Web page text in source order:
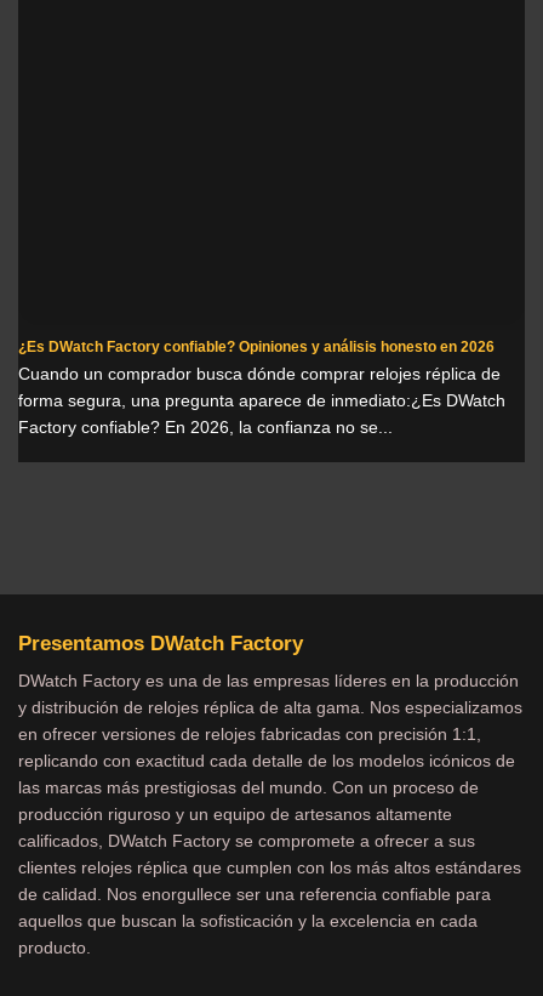
¿Es DWatch Factory confiable? Opiniones y análisis honesto en 2026
Cuando un comprador busca dónde comprar relojes réplica de
forma segura, una pregunta aparece de inmediato:¿Es DWatch
Factory confiable? En 2026, la confianza no se...
Presentamos DWatch Factory
DWatch Factory es una de las empresas líderes en la producción
y distribución de relojes réplica de alta gama. Nos especializamos
en ofrecer versiones de relojes fabricadas con precisión 1:1,
replicando con exactitud cada detalle de los modelos icónicos de
las marcas más prestigiosas del mundo. Con un proceso de
producción riguroso y un equipo de artesanos altamente
calificados, DWatch Factory se compromete a ofrecer a sus
clientes relojes réplica que cumplen con los más altos estándares
de calidad. Nos enorgullece ser una referencia confiable para
aquellos que buscan la sofisticación y la excelencia en cada
producto.